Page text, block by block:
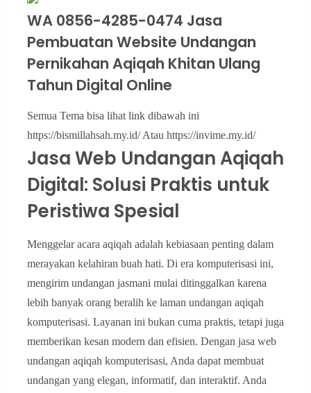
WA 0856-4285-0474 Jasa
Pembuatan Website Undangan
Pernikahan Aqiqah Khitan Ulang
Tahun Digital Online
Semua Tema bisa lihat link dibawah ini
https://bismillahsah.my.id/ Atau https://invime.my.id/
Jasa Web Undangan Aqiqah
Digital: Solusi Praktis untuk
Peristiwa Spesial
Menggelar acara aqiqah adalah kebiasaan penting dalam
merayakan kelahiran buah hati. Di era komputerisasi ini,
mengirim undangan jasmani mulai ditinggalkan karena
lebih banyak orang beralih ke laman undangan aqiqah
komputerisasi. Layanan ini bukan cuma praktis, tetapi juga
memberikan kesan modern dan efisien. Dengan jasa web
undangan aqiqah komputerisasi, Anda dapat membuat
undangan yang elegan, informatif, dan interaktif. Anda